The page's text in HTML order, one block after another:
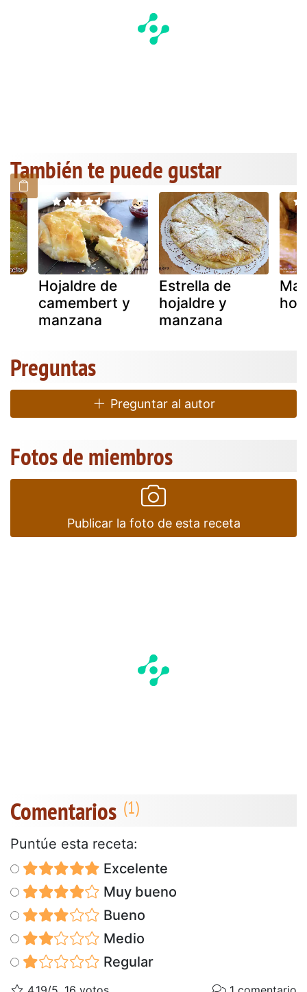
También te puede gustar
Hojaldre de
camembert y
manzana
Estrella de
hojaldre y
manzana
Preguntas
Preguntar al autor
Fotos de miembros
Publicar la foto de esta receta
Comentarios
Puntúe esta receta:
Excelente
Muy bueno
Bueno
Medio
Regular